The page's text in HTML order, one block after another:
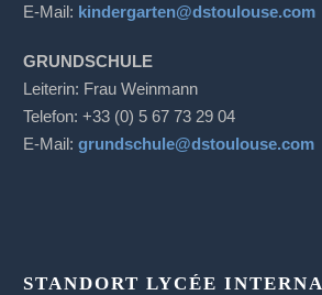
E-Mail: kindergarten@dstoulouse.com
GRUNDSCHULE
Leiterin: Frau Weinmann
Telefon: +33 (0) 5 67 73 29 04
E-Mail:grundschule@dstoulouse.com
STANDORT LYCÉE